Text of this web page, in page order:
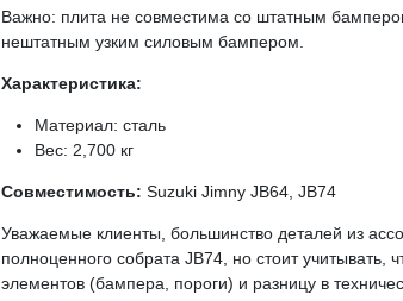
Важно: плита не совместима со штатным
нештатным узким силовым бампером.
Характеристика:
Материал: сталь
Вес: 2,700 кг
Совместимость: Suzuki Jimny JB64, JB74
Уважаемые клиенты, большинство деталей из
полноценного собрата JB74, но стоит
элементов (бампера, пороги) и разницу в